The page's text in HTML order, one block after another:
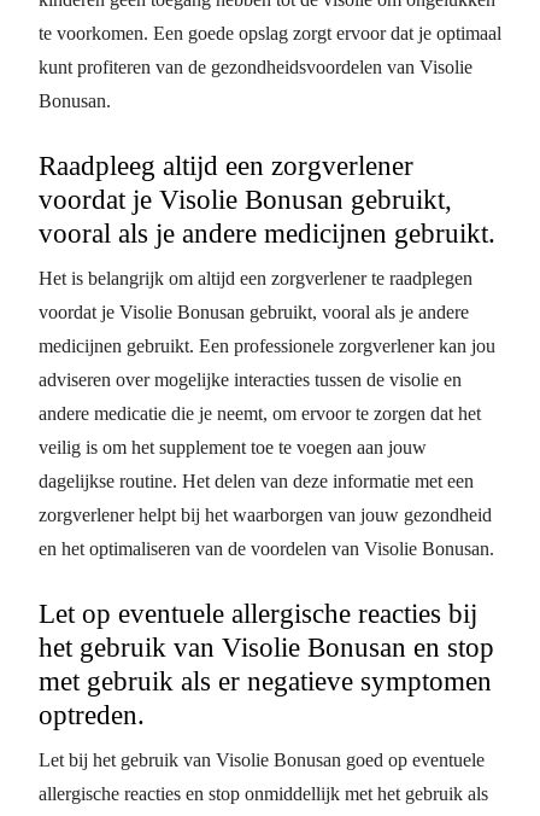
te voorkomen. Een goede opslag zorgt ervoor dat je optimaal
kunt profiteren van de gezondheidsvoordelen van Visolie
Bonusan.
Raadpleeg altijd een zorgverlener
voordat je Visolie Bonusan gebruikt,
vooral als je andere medicijnen gebruikt.
Het is belangrijk om altijd een zorgverlener te raadplegen
voordat je Visolie Bonusan gebruikt, vooral als je andere
medicijnen gebruikt. Een professionele zorgverlener kan jou
adviseren over mogelijke interacties tussen de visolie en
andere medicatie die je neemt, om ervoor te zorgen dat het
veilig is om het supplement toe te voegen aan jouw
dagelijkse routine. Het delen van deze informatie met een
zorgverlener helpt bij het waarborgen van jouw gezondheid
en het optimaliseren van de voordelen van Visolie Bonusan.
Let op eventuele allergische reacties bij
het gebruik van Visolie Bonusan en stop
met gebruik als er negatieve symptomen
optreden.
Let bij het gebruik van Visolie Bonusan goed op eventuele
allergische reacties en stop onmiddellijk met het gebruik als